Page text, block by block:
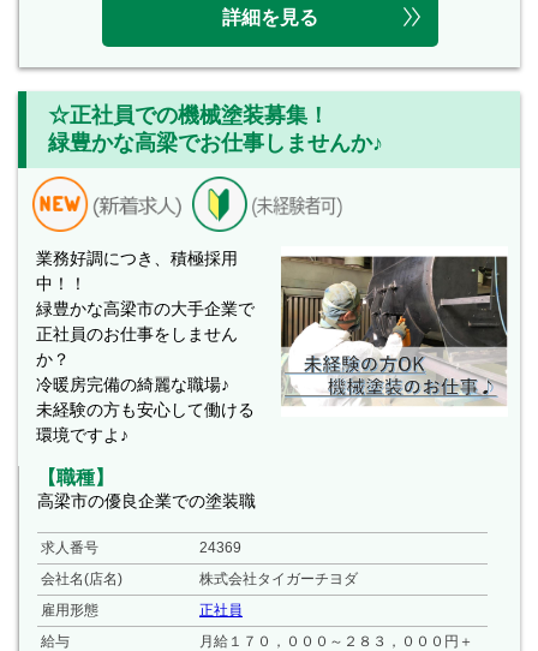
詳細を見る
☆正社員での機械塗装募集！
緑豊かな高梁でお仕事しませんか♪
業務好調につき、積極採用
中！！
緑豊かな高梁市の大手企業で
正社員のお仕事をしません
か？
冷暖房完備の綺麗な職場♪
未経験の方も安心して働ける
環境ですよ♪
【職種】
高梁市の優良企業での塗装職
求人番号
24369
会社名(店名)
株式会社タイガーチヨダ
雇用形態
正社員
給与
月給１７０，０００～２８３，０００円＋